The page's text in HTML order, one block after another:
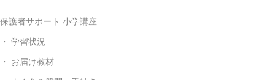
保護者サポート 小学講座
学習状況
お届け教材